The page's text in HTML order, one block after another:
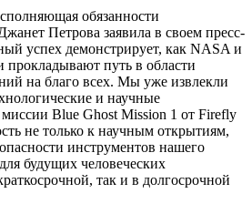
обязанности
Петрова заявила в своем пресс-
успех демонстрирует, как NASA и
прокладывают путь в области
на благо всех. Мы уже извлекли
и научные
Blue Ghost Mission 1 от Firefly
не только к научным открытиям,
инструментов нашего
будущих человеческих
так и в долгосрочной